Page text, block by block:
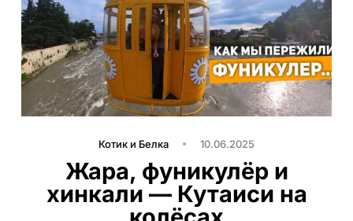
Котик и Белка 10.06.2025
Жара, фуникулёр и
хинкали — Кутаиси на